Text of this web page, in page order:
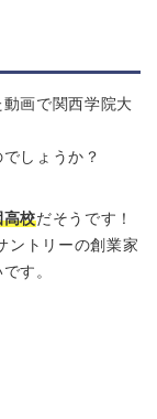
画で関西学院大
しょうか？
高校だそうです！
ントリーの創業家
す。